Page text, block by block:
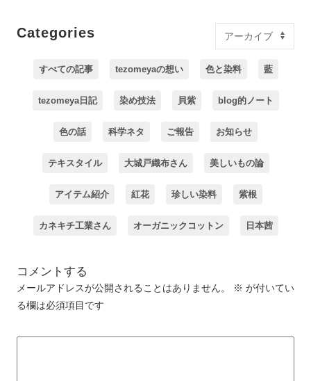
Categories
すべての記事 tezomeyaの想い 色と染料 藍
tezomeya日記 染め技法 貝紫 blog的ノート
色の話 科学ネタ ご報告 お知らせ
テキスタイル 大城戸織布さん 美しいもの論
アイテム紹介 紅花 珍しい染料 紫根
カネキチ工業さん オーガニックコットン 日本茜
コメントする
メールアドレスが公開されることはありません。 ※ が付いてい
る欄は必須項目です